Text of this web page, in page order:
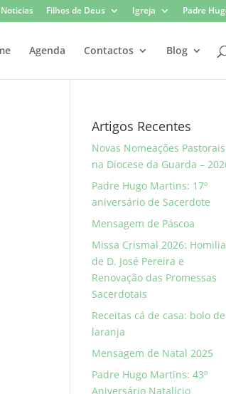
Noticias Filhos de Deus Igreja Padre
Agenda Contactos Blog
Artigos Recentes
Novas Nomeações Pastorais
na Diocese da Guarda –
Padre Hugo Martins: 17º
aniversário de Sacerdote
Mensagem de Páscoa
Missa Crismal 2026: Homilia
de D. José Pereira e
Renovação das Promessas
Sacerdotais
Receitas cá de casa: bolo de
laranja
Mensagem de Natal 2025
Padre Hugo Martins: 43º
Aniversário Natalício